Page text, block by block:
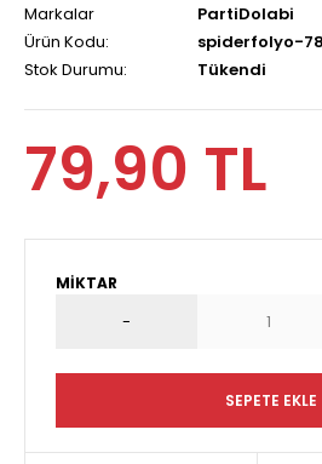
Markalar
PartiDolabi
Ürün Kodu:
spiderfolyo-
Stok Durumu:
Tükendi
79,90 TL
MIKTAR